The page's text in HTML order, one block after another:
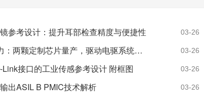
题而设计，推动了下一代可穿戴设备的创...
【详情+】
参考设计：提升耳部检查精度与便捷性 03-26
纳芯微×联合动力：两颗定制芯片量产，驱动电驱系统迈入高集成时代 03-26
接口的工业传感参考设计 附框图 03-26
出ASIL B PMIC技术解析 03-26